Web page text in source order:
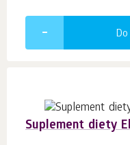
Suplement diety